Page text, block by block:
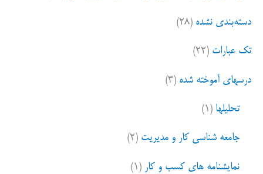
دسته‌بندی نشده (۲۸)
تک عبارات (۲۲)
درسهای آموخته شده (۳)
تحلیلها (۱)
جامعه شناسی کار و مدیریت (۲)
نمایشنامه های کسب و کار (۱)